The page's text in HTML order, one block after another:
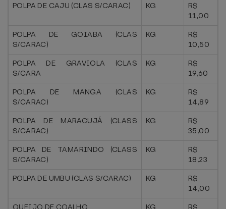
POLPA DE CAJU (CLAS S/CARAC)
KG
R$
11,00
POLPA DE GOIABA (CLAS
S/CARAC)
KG
R$
10,50
POLPA DE GRAVIOLA (CLAS
S/CARA
KG
R$
19,60
POLPA DE MANGA (CLAS
S/CARAC)
KG
R$
14,89
POLPA DE MARACUJÁ (CLASS
S/CARAC)
KG
R$
35,00
POLPA DE TAMARINDO (CLASS
S/CARAC)
KG
R$
18,23
POLPA DE UMBU (CLAS S/CARAC)
KG
R$
14,00
QUEIJO DE COALHO
KG
R$